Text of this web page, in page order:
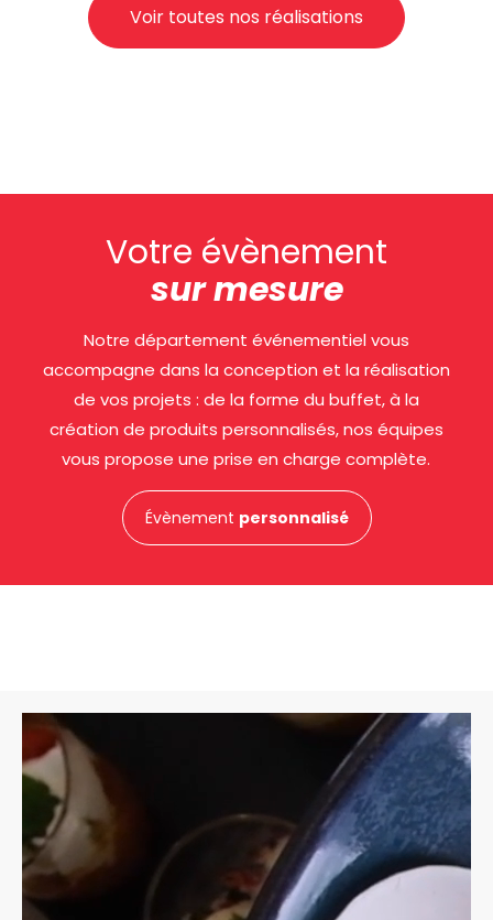
Voir toutes nos réalisations
Votre évènement
sur mesure
Notre département événementiel vous
accompagne dans la conception et la réalisation
de vos projets : de la forme du buffet, à la
création de produits personnalisés, nos équipes
vous propose une prise en charge complète.
Évènement personnalisé